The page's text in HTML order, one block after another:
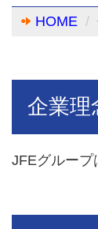
HOME
企業理
JFEグループ